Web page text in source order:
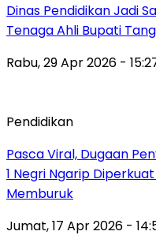
Dinas Pendidikan Jadi
Tenaga Ahli Bupati
Rabu, 29 Apr 2026 -
Pendidikan
Pasca Viral, Dugaan
1 Negri Ngarip
Memburuk
Jumat, 17 Apr 2026 -